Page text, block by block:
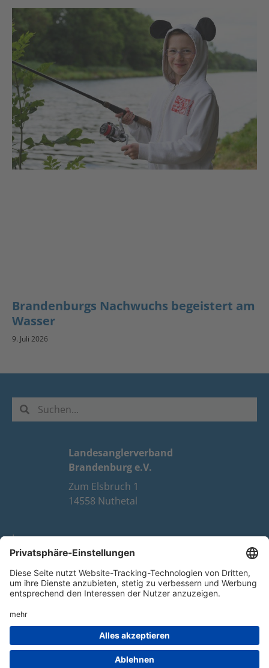
Brandenburgs Nachwuchs begeistert am
Wasser
9. Juli 2026
Landesanglerverband
Brandenburg e.V.
Zum Elsbruch 1
14558 Nuthetal
Impressum
Datenschutz
FAQ